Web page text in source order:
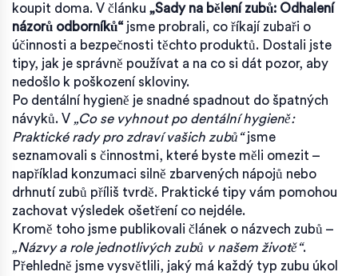
koupit doma. V článku „Sady na bělení zubů: Odhalení
názorů odborníků“jsme probrali, co říkají zubaři o
účinnosti a bezpečnosti těchto produktů. Dostali jste
tipy, jak je správně používat a na co si dát pozor, aby
nedošlo k poškození skloviny.
Po dentální hygieně je snadné spadnout do špatných
návyků. V „Co se vyhnout po dentální hygieně:
Praktické rady pro zdraví vašich zubů“jsme
seznamovali s činnostmi, které byste měli omezit –
například konzumaci silně zbarvených nápojů nebo
drhnutí zubů příliš tvrdě. Praktické tipy vám pomohou
zachovat výsledek ošetření co nejdéle.
Kromě toho jsme publikovali článek o názvech zubů –
„Názvy a role jednotlivých zubů v našem životě“.
Přehledně jsme vysvětlili, jaký má každý typ zubu úkol